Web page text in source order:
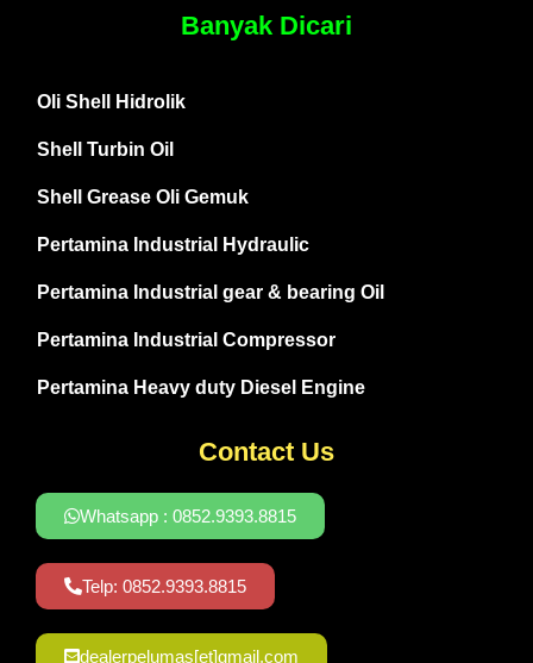
Banyak Dicari
Oli Shell Hidrolik
Shell Turbin Oil
Shell Grease Oli Gemuk
Pertamina Industrial Hydraulic
Pertamina Industrial gear & bearing Oil
Pertamina Industrial Compressor
Pertamina Heavy duty Diesel Engine
Contact Us
Whatsapp : 0852.9393.8815
Telp: 0852.9393.8815
dealerpelumas[et]gmail.com